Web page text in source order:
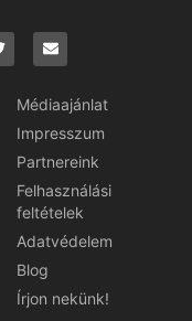
Médiaajánlat
Impresszum
Partnereink
Felhasználási
feltételek
Adatvédelem
Blog
Írjon nekünk!